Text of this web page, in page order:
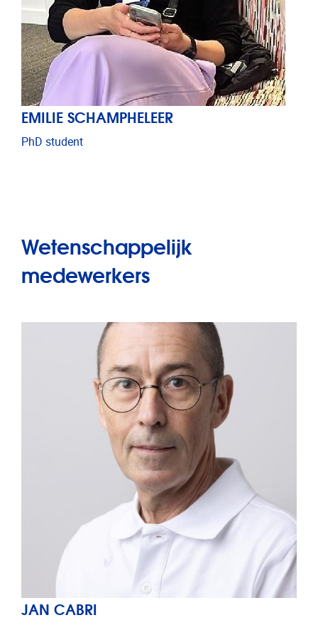
EMILIE SCHAMPHELEER
PhD student
Wetenschappelijk
medewerkers
JAN CABRI